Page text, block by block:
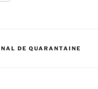
DE QUARANTAINE